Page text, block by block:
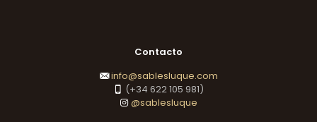
Contacto
info@sablesluque.com
(+34 622 105 981)
@sablesluque